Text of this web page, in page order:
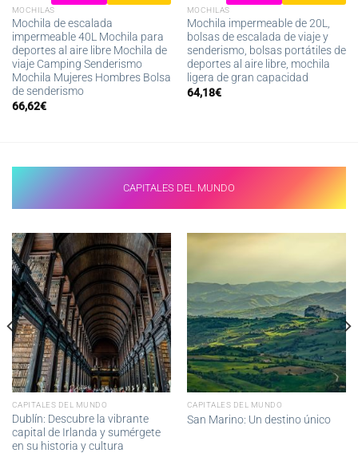
MOCHILAS
Mochila de escalada
impermeable 40L Mochila para
deportes al aire libre Mochila de
viaje Camping Senderismo
Mochila Mujeres Hombres Bolsa
de senderismo
66,62€
MOCHILAS
Mochila impermeable de 20L,
bolsas de escalada de viaje y
senderismo, bolsas portátiles de
deportes al aire libre, mochila
ligera de gran capacidad
64,18€
CAPITALES DEL MUNDO
CAPITALES DEL MUNDO
Dublín: Descubre la vibrante
capital de Irlanda y sumérgete
en su historia y cultura
CAPITALES DEL MUNDO
San Marino: Un destino único